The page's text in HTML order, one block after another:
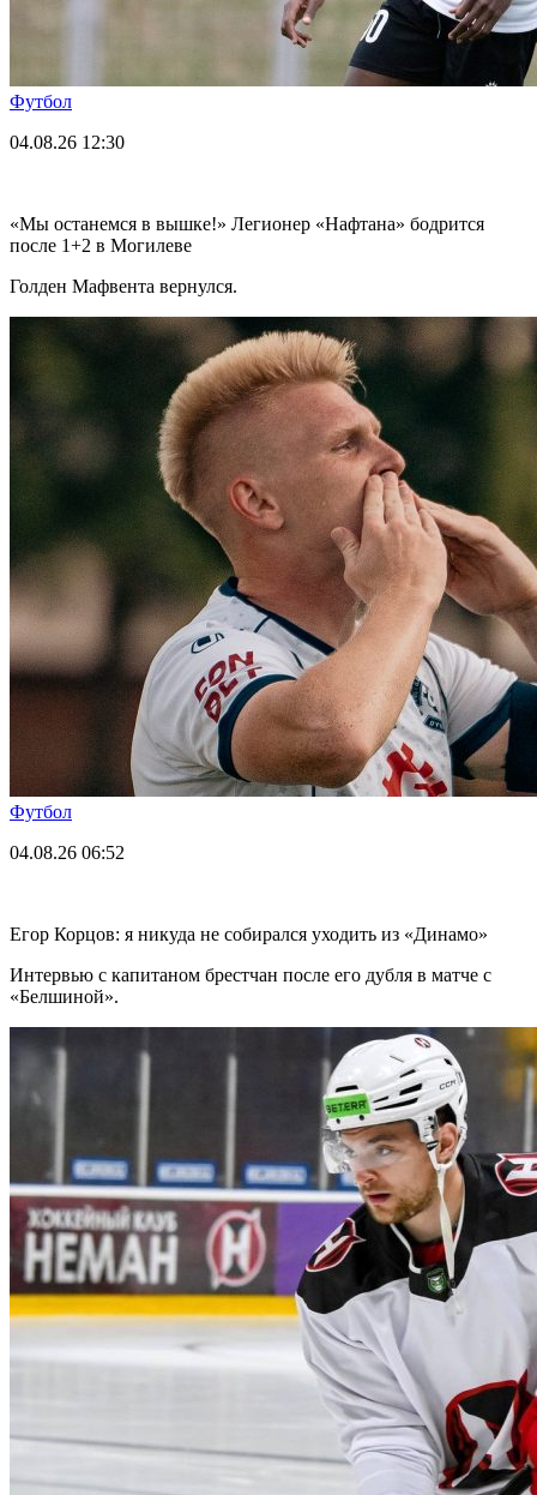
Футбол
04.08.26 12:30
«Мы останемся в вышке!» Легионер «Нафтана» бодрится
после 1+2 в Могилеве
Голден Мафвента вернулся.
Футбол
04.08.26 06:52
Егор Корцов: я никуда не собирался уходить из «Динамо»
Интервью с капитаном брестчан после его дубля в матче с
«Белшиной».